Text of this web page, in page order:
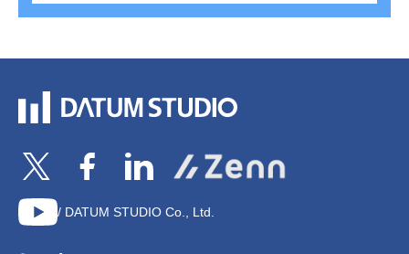
/ DATUM STUDIO Co., Ltd.